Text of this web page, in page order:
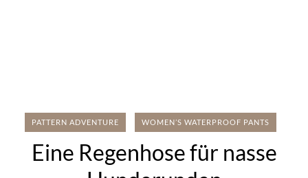
PATTERN ADVENTURE WOMEN’S WATERPROOF PANTS
Eine Regenhose für nasse